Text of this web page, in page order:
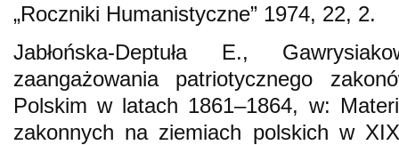
„Roczniki Humanistyczne” 1974, 22, 2.
Jabłońska-Deptuła E.,
zaangażowania patriotycznego
Polskim w latach 1861–1864, w:
zakonnych na ziemiach polskich w